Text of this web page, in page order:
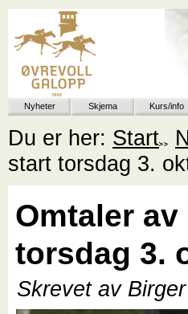
Nyheter Skjema Kurs/info
Du er her: Start
start torsdag 3.
Omtaler
torsdag 3.
Skrevet av